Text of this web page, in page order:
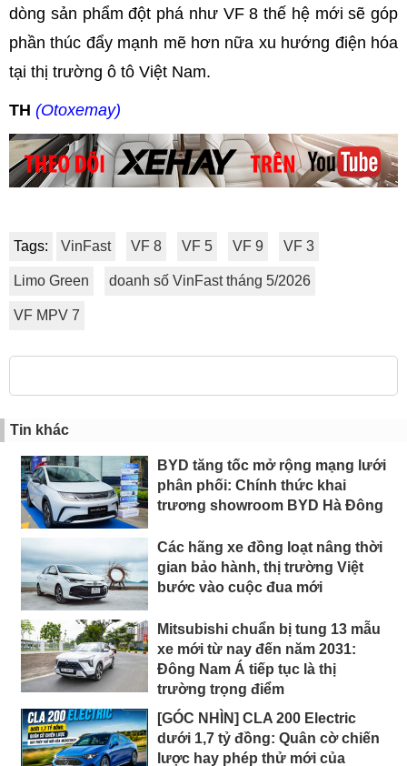
dòng sản phẩm đột phá như VF 8 thế hệ mới sẽ góp
phần thúc đẩy mạnh mẽ hơn nữa xu hướng điện hóa
tại thị trường ô tô Việt Nam.
TH (Otoxemay)
Tags: VinFast VF 8 VF 5 VF 9 VF 3
Limo Green doanh số VinFast tháng 5/2026
VF MPV 7
Tin khác
BYD tăng tốc mở rộng mạng lưới
phân phối: Chính thức khai
trương showroom BYD Hà Đông
Các hãng xe đồng loạt nâng thời
gian bảo hành, thị trường Việt
bước vào cuộc đua mới
Mitsubishi chuẩn bị tung 13 mẫu
xe mới từ nay đến năm 2031:
Đông Nam Á tiếp tục là thị
trường trọng điểm
[GÓC NHÌN] CLA 200 Electric
dưới 1,7 tỷ đồng: Quân cờ chiến
lược hay phép thử mới của